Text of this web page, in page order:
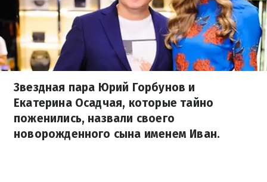
Звездная пара Юрий Горбунов и
Екатерина Осадчая, которые тайно
поженились, назвали своего
новорожденного сына именем Иван.